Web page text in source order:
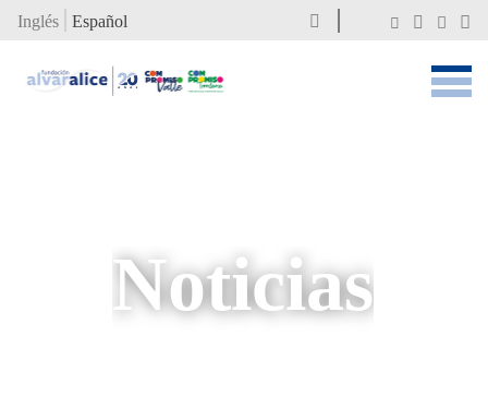
Inglés Español
Noticias